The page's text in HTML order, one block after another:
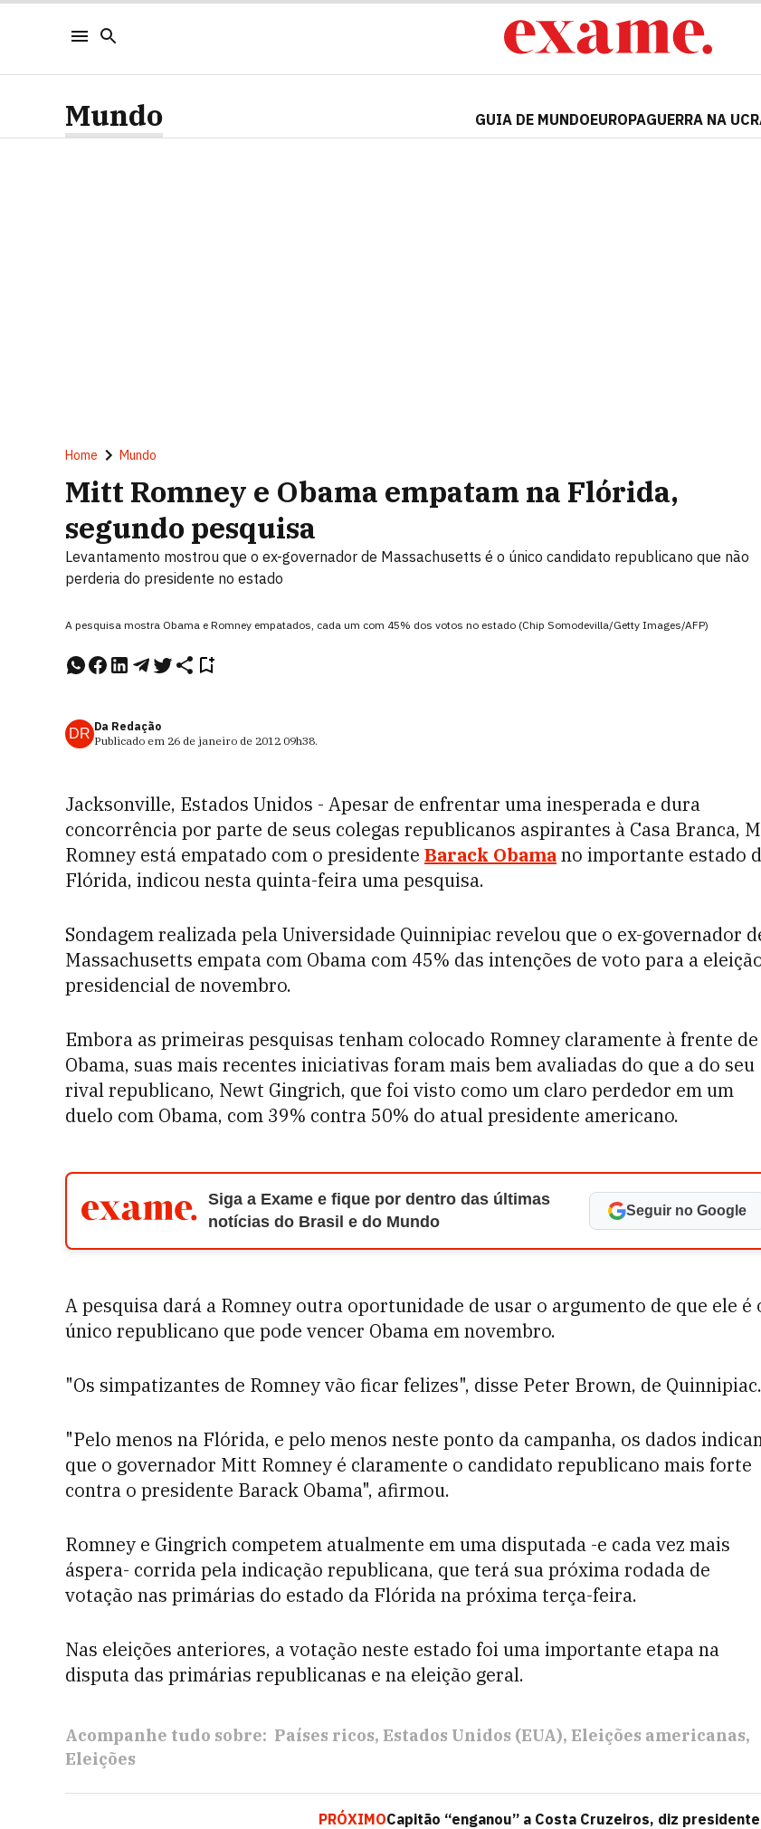
Mundo GUIA DE MUNDOEUROPAGUERRA NA
Home Mundo
Mitt Romney e Obama empatam na Flórida,
segundo pesquisa
Levantamento mostrou que o ex-governador de Massachusetts é o único candidato republicano que não
perderia do presidente no estado
A pesquisa mostra Obama e Romney empatados, cada um com 45% dos votos no estado (Chip Somodevilla/Getty Images/AFP)
DR Da Redação
Publicado em 26 de janeiro de 2012 09h38.
Jacksonville, Estados Unidos - Apesar de enfrentar uma inesperada e dura
concorrência por parte de seus colegas republicanos aspirantes à Casa Branca,
Romney está empatado com o presidente Barack Obamano importante estado
Flórida, indicou nesta quinta-feira uma pesquisa.
Sondagem realizada pela Universidade Quinnipiac revelou que o ex-governador
Massachusetts empata com Obama com 45% das intenções de voto para a
presidencial de novembro.
Embora as primeiras pesquisas tenham colocado Romney claramente à frente de
Obama, suas mais recentes iniciativas foram mais bem avaliadas do que a do seu
rival republicano, Newt Gingrich, que foi visto como um claro perdedor em um
duelo com Obama, com 39% contra 50% do atual presidente americano.
Siga a Exame e fique por dentro das últimas
notícias do Brasil e do Mundo
Seguir no Google
A pesquisa dará a Romney outra oportunidade de usar o argumento de que ele é
único republicano que pode vencer Obama em novembro.
"Os simpatizantes de Romney vão ficar felizes", disse Peter Brown, de Quinnipiac.
"Pelo menos na Flórida, e pelo menos neste ponto da campanha, os dados
que o governador Mitt Romney é claramente o candidato republicano mais forte
contra o presidente Barack Obama", afirmou.
Romney e Gingrich competem atualmente em uma disputada -e cada vez mais
áspera- corrida pela indicação republicana, que terá sua próxima rodada de
votação nas primárias do estado da Flórida na próxima terça-feira.
Nas eleições anteriores, a votação neste estado foi uma importante etapa na
disputa das primárias republicanas e na eleição geral.
Acompanhe tudo sobre: Países ricos Estados Unidos (EUA) Eleições americanas
Eleições
PRÓXIMOCapitão “enganou” a Costa Cruzeiros, diz presidente